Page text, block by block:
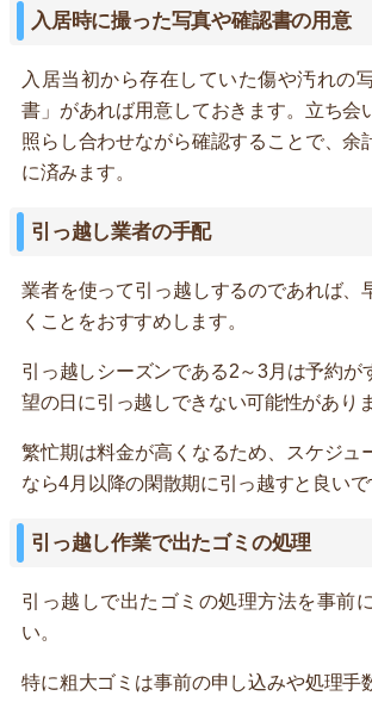
入居時に撮った写真や確認書の用意
入居当初から存在していた傷や汚れの
書」があれば用意しておきます。立ち会
照らし合わせながら確認することで、余
に済みます。
引っ越し業者の手配
業者を使って引っ越しするのであれば、
くことをおすすめします。
引っ越しシーズンである2～3月は予約が
望の日に引っ越しできない可能性がありま
繁忙期は料金が高くなるため、スケジュ
なら4月以降の閑散期に引っ越すと良いで
引っ越し作業で出たゴミの処理
引っ越しで出たゴミの処理方法を事前
い。
特に粗大ゴミは事前の申し込みや処理手